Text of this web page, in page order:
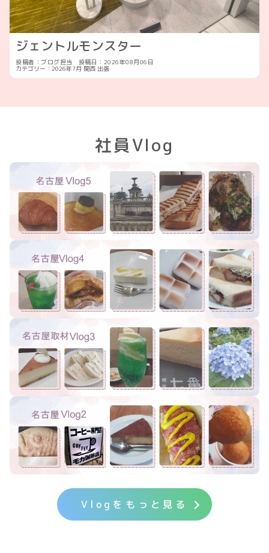
ジェントルモンスター
投稿者：ブログ担当 投稿日：2026年08月06日
カテゴリー： 2026年7月 関西 出張
社員Vlog
Vlogをもっと見る